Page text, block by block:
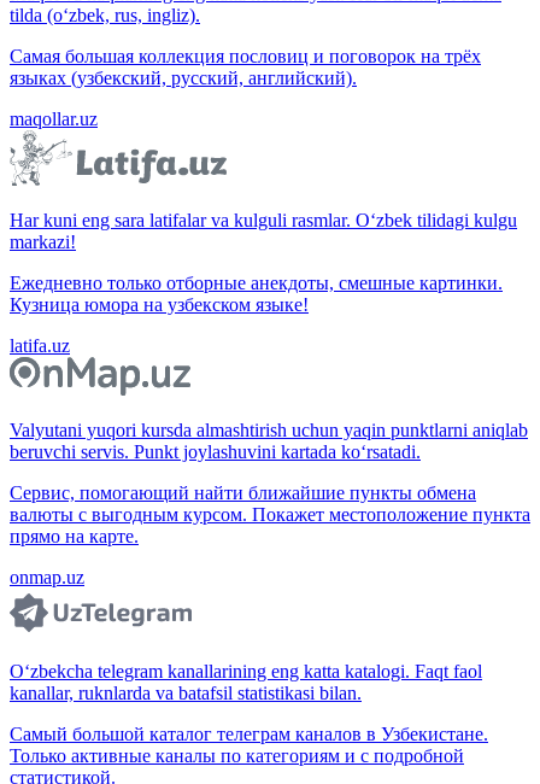
tilda (o‘zbek, rus, ingliz).
Самая большая коллекция пословиц и поговорок на трёх
языках (узбекский, русский, английский).
maqollar.uz
Har kuni eng sara latifalar va kulguli rasmlar. O‘zbek tilidagi kulgu
markazi!
Ежедневно только отборные анекдоты, смешные картинки.
Кузница юмора на узбекском языке!
latifa.uz
Valyutani yuqori kursda almashtirish uchun yaqin punktlarni aniqlab
beruvchi servis. Punkt joylashuvini kartada ko‘rsatadi.
Сервис, помогающий найти ближайшие пункты обмена
валюты с выгодным курсом. Покажет местоположение пункта
прямо на карте.
onmap.uz
O‘zbekcha telegram kanallarining eng katta katalogi. Faqt faol
kanallar, ruknlarda va batafsil statistikasi bilan.
Самый большой каталог телеграм каналов в Узбекистане.
Только активные каналы по категориям и с подробной
статистикой.